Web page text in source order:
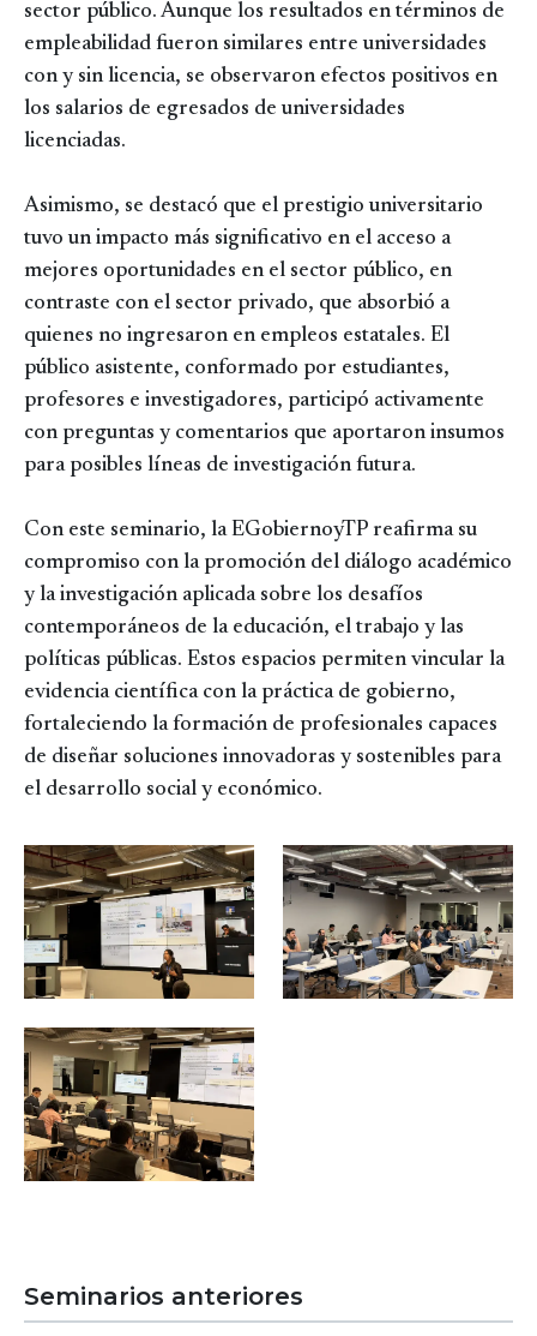
sector público. Aunque los resultados en términos de
empleabilidad fueron similares entre universidades
con y sin licencia, se observaron efectos positivos en
los salarios de egresados de universidades
licenciadas.
Asimismo, se destacó que el prestigio universitario
tuvo un impacto más significativo en el acceso a
mejores oportunidades en el sector público, en
contraste con el sector privado, que absorbió a
quienes no ingresaron en empleos estatales. El
público asistente, conformado por estudiantes,
profesores e investigadores, participó activamente
con preguntas y comentarios que aportaron insumos
para posibles líneas de investigación futura.
Con este seminario, la EGobiernoyTP reafirma su
compromiso con la promoción del diálogo académico
y la investigación aplicada sobre los desafíos
contemporáneos de la educación, el trabajo y las
políticas públicas. Estos espacios permiten vincular la
evidencia científica con la práctica de gobierno,
fortaleciendo la formación de profesionales capaces
de diseñar soluciones innovadoras y sostenibles para
el desarrollo social y económico.
Image Image
Image
Seminarios anteriores